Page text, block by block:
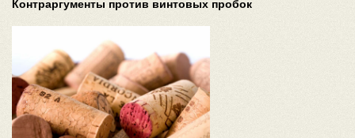
Контраргументы против винтовых пробок